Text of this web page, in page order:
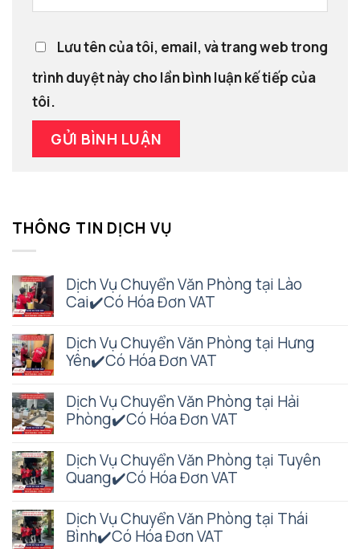
THÔNG TIN DỊCH VỤ
Dịch Vụ Chuyển Văn Phòng tại Lào
Cai✔️Có Hóa Đơn VAT
Dịch Vụ Chuyển Văn Phòng tại Hưng
Yên✔️Có Hóa Đơn VAT
Dịch Vụ Chuyển Văn Phòng tại Hải
Phòng✔️Có Hóa Đơn VAT
Dịch Vụ Chuyển Văn Phòng tại Tuyên
Quang✔️Có Hóa Đơn VAT
Dịch Vụ Chuyển Văn Phòng tại Thái
Bình✔️Có Hóa Đơn VAT
Lưu tên của tôi, email, và trang web trong
trình duyệt này cho lần bình luận kế tiếp của
tôi.